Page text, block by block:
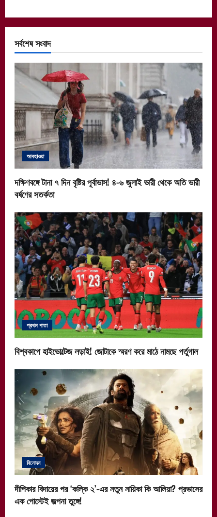
সর্বশেষ সংবাদ
আবহাওয়া
দক্ষিণবঙ্গে টানা ৭ দিন বৃষ্টির পূর্বাভাস! ৪-৬ জুলাই ভারী থেকে অতি ভারী
বর্ষণের সতর্কতা
প্রথম পাতা
বিশ্বকাপে হাইভোল্টেজ লড়াই! জোটাকে স্মরণ করে মাঠে নামছে পর্তুগাল
বিনোদন
দীপিকার বিদায়ের পর ‘কল্কি ২’-এর নতুন নায়িকা কি আলিয়া? প্রভাসের
এক পোস্টেই জল্পনা তুঙ্গে!